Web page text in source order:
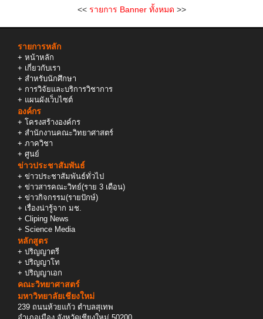
<< รายการ Banner ทั้งหมด >>
รายการหลัก
+ หน้าหลัก
+ เกี่ยวกับเรา
+ สำหรับนักศึกษา
+ การวิจัยและบริการวิชาการ
+ แผนผังเว็บไซต์
องค์กร
+ โครงสร้างองค์กร
+ สำนักงานคณะวิทยาศาสตร์
+ ภาควิชา
+ ศูนย์
ข่าวประชาสัมพันธ์
+ ข่าวประชาสัมพันธ์ทั่วไป
+ ข่าวสารคณะวิทย์(ราย 3 เดือน)
+ ข่าวกิจกรรม(รายปักษ์)
+ เรื่องน่ารู้จาก มช.
+ Cliping News
+ Science Media
หลักสูตร
+ ปริญญาตรี
+ ปริญญาโท
+ ปริญญาเอก
คณะวิทยาศาสตร์
มหาวิทยาลัยเชียงใหม่
239 ถนนห้วยแก้ว ตำบลสุเทพ